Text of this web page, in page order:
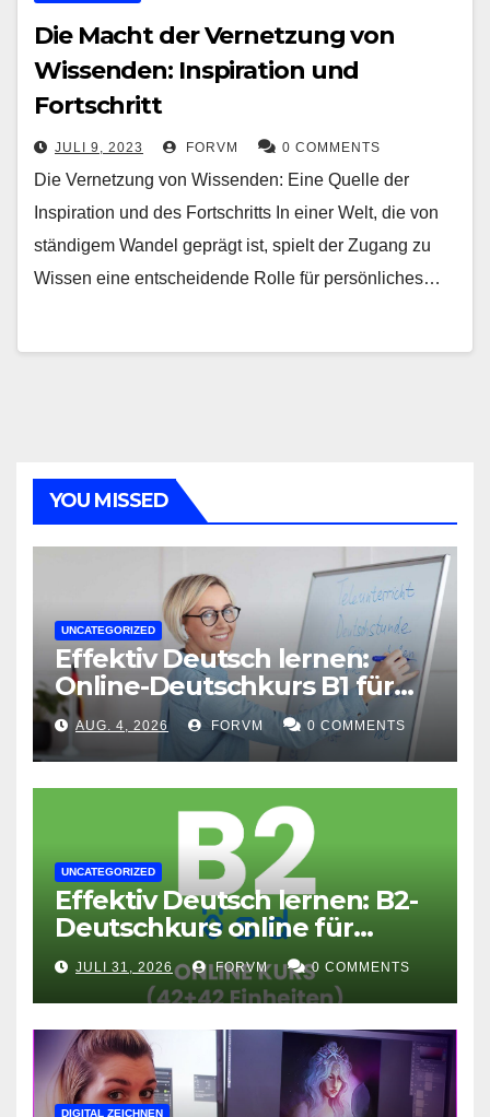
Die Macht der Vernetzung von
Wissenden: Inspiration und
Fortschritt
JULI 9, 2023 FORVM 0 COMMENTS
Die Vernetzung von Wissenden: Eine Quelle der
Inspiration und des Fortschritts In einer Welt, die von
ständigem Wandel geprägt ist, spielt der Zugang zu
Wissen eine entscheidende Rolle für persönliches…
YOU MISSED
UNCATEGORIZED
Effektiv Deutsch lernen:
Online-Deutschkurs B1 für
flexible Lernerfolge
AUG. 4, 2026 FORVM 0 COMMENTS
UNCATEGORIZED
Effektiv Deutsch lernen: B2-
Deutschkurs online für
Fortgeschrittene
JULI 31, 2026 FORVM 0 COMMENTS
DIGITAL ZEICHNEN